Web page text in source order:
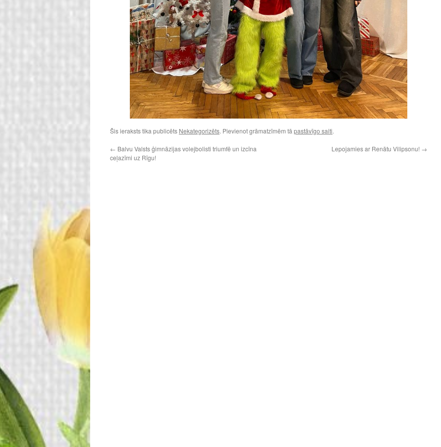
Šis ieraksts tika publicēts Nekategorizēts. Pievienot grāmatzīmēm tā pastāvīgo saiti.
← Balvu Valsts ģimnāzijas volejbolisti triumfē un izcīna
ceļazīmi uz Rīgu!
Lepojamies ar Renātu Vilipsonu! →